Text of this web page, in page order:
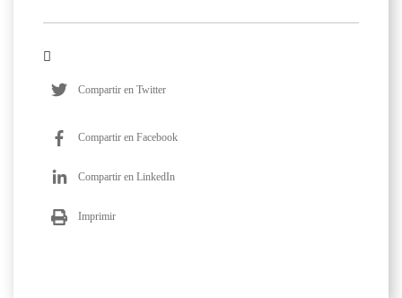
Compartir en Twitter
Compartir en Facebook
Compartir en LinkedIn
Imprimir